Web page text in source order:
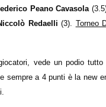
Peano Cavasola
Redaelli (3). Torneo
vede un podio
sempre a 4 punti è la new